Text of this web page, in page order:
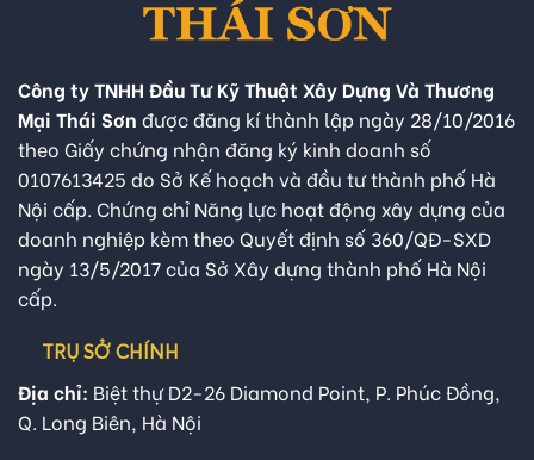
Công ty TNHH Đầu Tư Kỹ Thuật Xây Dựng Và Thương
Mại Thái Sơn được đăng kí thành lập ngày 28/10/2016
theo Giấy chứng nhận đăng ký kinh doanh số
0107613425 do Sở Kế hoạch và đầu tư thành phố Hà
Nội cấp. Chứng chỉ Năng lực hoạt động xây dựng của
doanh nghiệp kèm theo Quyết định số 360/QĐ-SXD
ngày 13/5/2017 của Sở Xây dựng thành phố Hà Nội
cấp.
TRỤ SỞ CHÍNH
Địa chỉ: Biệt thự D2-26 Diamond Point, P. Phúc Đồng,
Q. Long Biên, Hà Nội